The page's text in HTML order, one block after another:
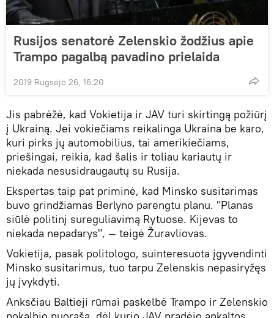
Rusijos senatorė Zelenskio žodžius apie
Trampo pagalbą pavadino prielaida
2019 Rugsėjo 26, 16:20
Jis pabrėžė, kad Vokietija ir JAV turi skirtingą požiūrį
į Ukrainą. Jei vokiečiams reikalinga Ukraina be karo,
kuri pirks jų automobilius, tai amerikiečiams,
priešingai, reikia, kad šalis ir toliau kariautų ir
niekada nesusidraugautų su Rusija.
Ekspertas taip pat priminė, kad Minsko susitarimas
buvo grindžiamas Berlyno parengtu planu. "Planas
siūlė politinį sureguliavimą Rytuose. Kijevas to
niekada nepadarys", — teigė Žuravliovas.
Vokietija, pasak politologo, suinteresuota įgyvendinti
Minsko susitarimus, tuo tarpu Zelenskis nepasiryžęs
jų įvykdyti.
Anksčiau Baltieji rūmai paskelbė Trampo ir Zelenskio